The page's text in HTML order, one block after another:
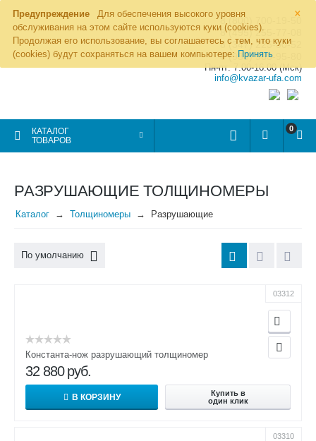
×
Предупреждение
Для обеспечения высокого уровня
обслуживания на этом сайте используются куки (cookies).
Продолжая его использование, вы соглашаетесь с тем, что куки
(cookies) будут сохраняться на вашем компьютере: Принять
8 (800) 700-19-50
8 (495) 255-77-08
8 (347) 225-00-52
8 (986) 963-95-80
Пн-пт: 7.00-16.00 (Мск)
info@kvazar-ufa.com
КАТАЛОГ
ТОВАРОВ
0
РАЗРУШАЮЩИЕ ТОЛЩИНОМЕРЫ
Каталог Толщиномеры Разрушающие
По умолчанию
03312
Константа-нож разрушающий толщиномер
32 880 руб.
В КОРЗИНУ
Купить в
один клик
03310